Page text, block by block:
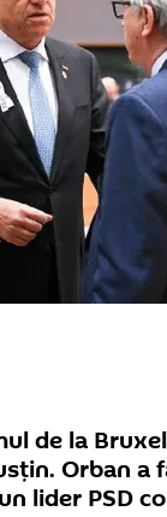
de la
Orban a
lider PSD